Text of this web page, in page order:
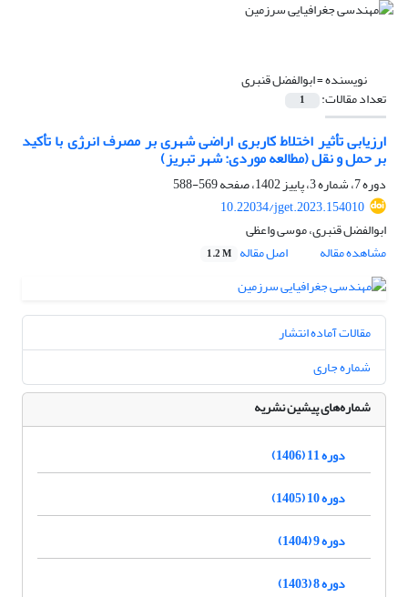
نویسنده =ابوالفضل قنبری
تعداد مقالات: 1
ارزیابی تأثیر اختلاط کاربری اراضی شهری بر مصرف انرژی با تأکید
بر حمل و نقل (مطالعه موردی: شهر تبریز)
دوره 7، شماره 3، پاییز 1402، صفحه
569-588
10.22034/jget.2023.154010
ابوالفضل قنبری، موسی واعظی
مشاهده مقاله
اصل مقاله 1.2 M
مقالات آماده انتشار
شماره جاری
شماره‌های پیشین نشریه
دوره 11 (1406)
دوره 10 (1405)
دوره 9 (1404)
دوره 8 (1403)